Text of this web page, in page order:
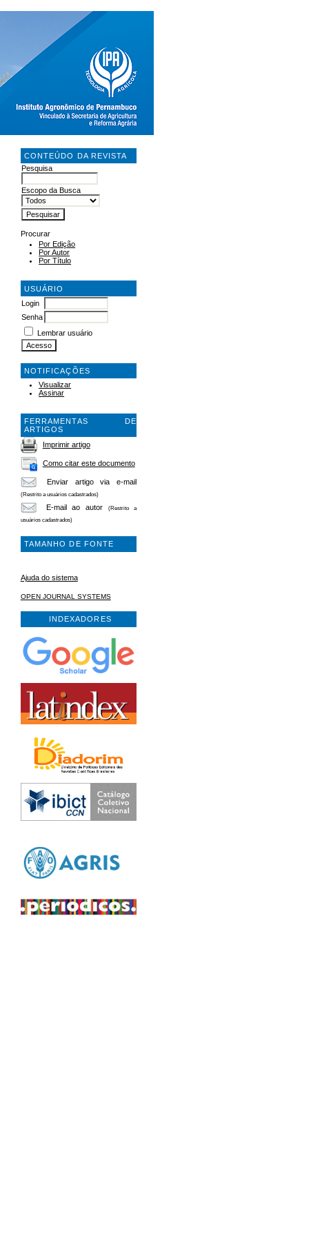
CONTEÚDO DA REVISTA
Pesquisa
Escopo da Busca
Procurar
Por Edição
Por Autor
Por Título
USUÁRIO
Login
Senha
Lembrar usuário
NOTIFICAÇÕES
Visualizar
Assinar
FERRAMENTAS DE
ARTIGOS
Imprimir artigo
Como citar este documento
Enviar artigo via e-mail
(Restrito a usuários cadastrados)
E-mail ao autor
(Restrito a
usuários cadastrados)
TAMANHO DE FONTE
Ajuda do sistema
OPEN JOURNAL SYSTEMS
INDEXADORES